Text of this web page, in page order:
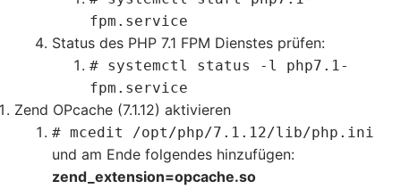
fpm.service
Status des PHP 7.1 FPM Dienstes prüfen:
# systemctl status -l php7.1-
fpm.service
Zend OPcache (7.1.12) aktivieren
# mcedit /opt/php/7.1.12/lib/php.ini
und am Ende folgendes hinzufügen:
zend_extension=opcache.so